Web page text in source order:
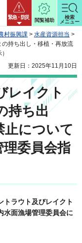
緊急・防災
閲覧補助
検索
メニュー
村振興課 > 水産資源担当 >
持ち出し・移植・再放流
更新日：2025年11月10日
レイクト
持ち出
止について
理委員会指
トラウト及びレイクト
水面漁場管理委員会に